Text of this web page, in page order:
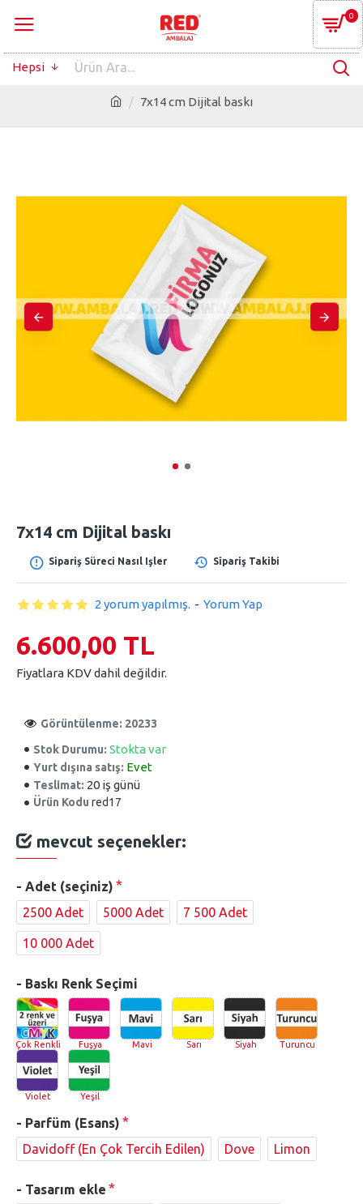
0
Hepsi
7x14 cm Dijital baskı
7x14 cm Dijital baskı
Sipariş Süreci Nasıl Işler Sipariş Takibi
Stok Durumu: Stokta var
Yurt dışına satış: Evet
Teslimat: 20 iş günü
Ürün Kodu red17
Görüntülenme: 20233
2 yorum yapılmış. - Yorum Yap
6.600,00 TL
Fiyatlara KDV dahil değildir.
mevcut seçenekler:
- Adet (seçiniz)
2500 Adet
5000 Adet 7 500 Adet
10 000 Adet
- Baskı Renk Seçimi
Çok Renkli Fuşya Mavi Sarı Siyah Turuncu
Violet Yeşil
- Parfüm (Esans)
Davidoff (En Çok Tercih Edilen)
Dove Limon
- Tasarım ekle